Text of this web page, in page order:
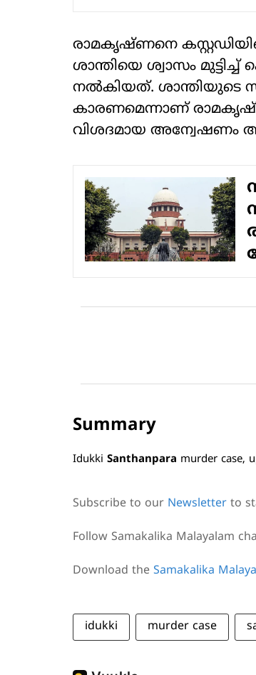
രാമകൃഷ്ണനെ
ശാന്തിയെ ശ്വാസം
നല്‍കിയത്. ശാന്തിയുടെ
കാരണമെന്നാണ്
വിശദമായ അന്വേഷണം
Summary
Idukki Santhanpara murder case,
Subscribe to our Newsletter to
Follow Samakalika Malayalam
Download the Samakalika
idukki murder case